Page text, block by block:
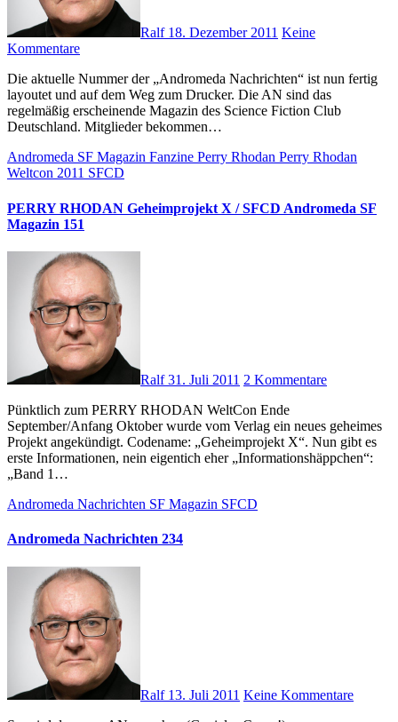
Ralf 18. Dezember 2011 Keine
Kommentare
Die aktuelle Nummer der „Andromeda Nachrichten“ ist nun fertig
layoutet und auf dem Weg zum Drucker. Die AN sind das
regelmäßig erscheinende Magazin des Science Fiction Club
Deutschland. Mitglieder bekommen…
Andromeda SF Magazin Fanzine Perry Rhodan Perry Rhodan
Weltcon 2011 SFCD
PERRY RHODAN Geheimprojekt X / SFCD Andromeda SF
Magazin 151
Ralf31. Juli 2011 2 Kommentare
Pünktlich zum PERRY RHODAN WeltCon Ende
September/Anfang Oktober wurde vom Verlag ein neues geheimes
Projekt angekündigt. Codename: „Geheimprojekt X“. Nun gibt es
erste Informationen, nein eigentich eher „Informationshäppchen“:
„Band 1…
Andromeda Nachrichten SF Magazin SFCD
Andromeda Nachrichten 234
Ralf 13. Juli 2011 Keine Kommentare